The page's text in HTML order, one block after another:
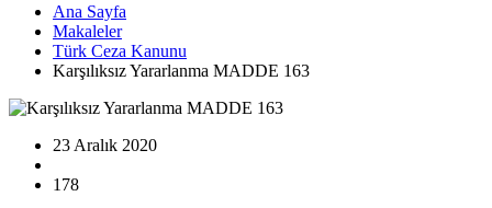
Ana Sayfa
Makaleler
Türk Ceza Kanunu
Karşılıksız Yararlanma MADDE 163
23 Aralık 2020
178